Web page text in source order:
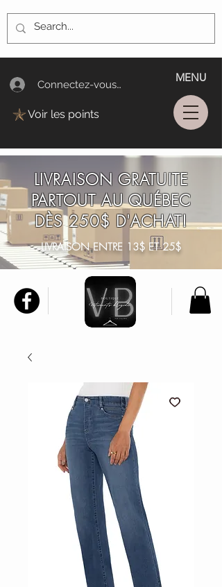
Connectez-vous/Log In
MENU
Voir les points
LIVRAISON GRATUITE
PARTOUT AU QUÉBEC
DÈS 250$ D'ACHAT!
LIVRAISON ENTRE 13$ ET 25$